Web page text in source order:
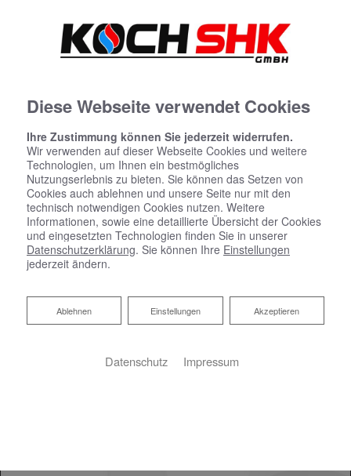
Startseite»Bad»Badinspiration & Musterbäder»
Komfort-Bad 4,6 ㎡
Diese Webseite verwendet Cookies
Ihre Zustimmung können Sie jederzeit widerrufen.
Wir verwenden auf dieser Webseite Cookies und weitere
Technologien, um Ihnen ein bestmögliches
Nutzungserlebnis zu bieten. Sie können das Setzen von
Cookies auch ablehnen und unsere Seite nur mit den
technisch notwendigen Cookies nutzen. Weitere
Informationen, sowie eine detaillierte Übersicht der Cookies
und eingesetzten Technologien finden Sie in unserer
Datenschutzerklärung. Sie können Ihre Einstellungen
jederzeit ändern.
Akzeptieren
Einstellungen
Ablehnen
Ablehnen
Datenschutz Impressum